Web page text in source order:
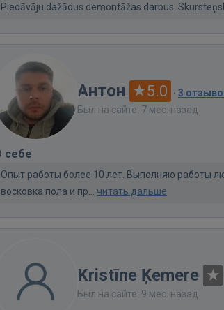
Piedāvāju dažādus demontāžas darbus.
Антон 5.0 · 3
Был на сайте: 7 мес. назад
себе
Опыт работы более 10 лет. Выполняю работы
восковка пола и пр... читать дальше
Kristīne Ķemere
Был на сайте: 9 мес. назад